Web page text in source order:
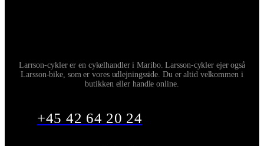
Larrson-cykler er en cykelhandler i Maribo. Larsson-cykler ejer også
Larsson-bike, som er vores udlejningsside. Du er altid velkommen i
butikken eller handle online.
+45 42 64 20 24